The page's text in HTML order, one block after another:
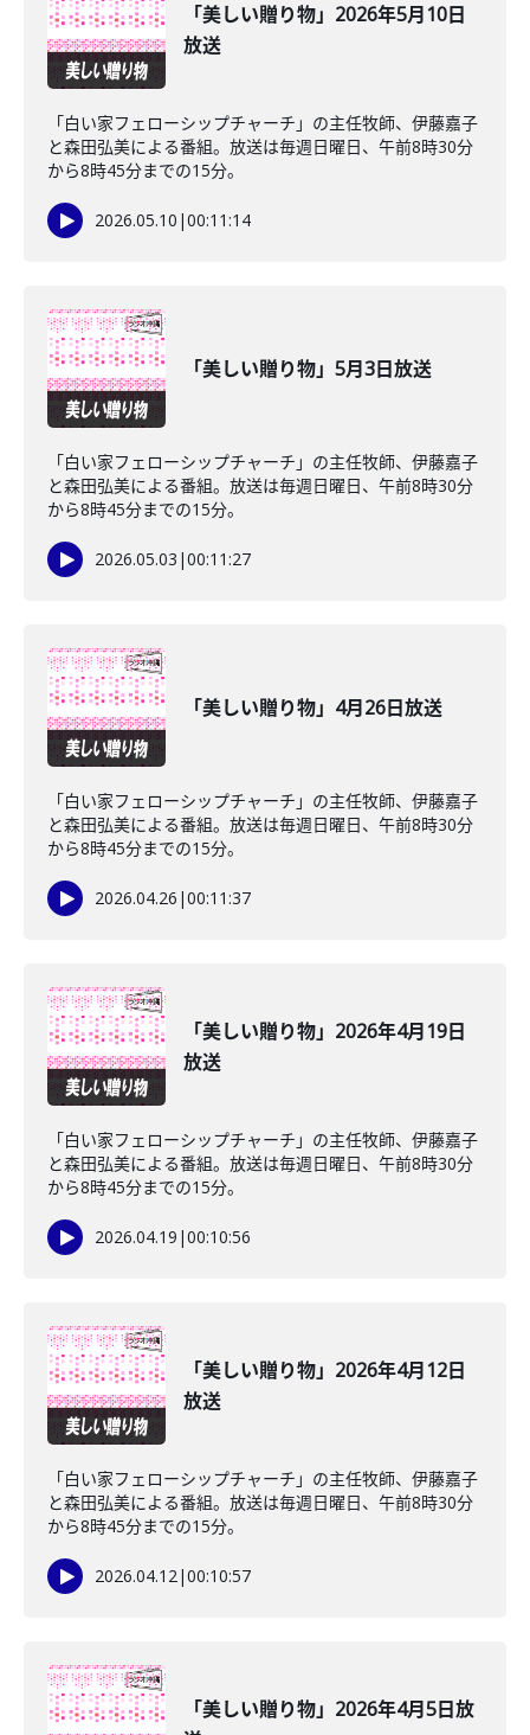
「美しい贈り物」2026年5月10日
放送
「白い家フェローシップチャーチ」の主任牧師、伊藤嘉子
と森田弘美による番組。放送は毎週日曜日、午前8時30分
から8時45分までの15分。
2026.05.10 |00:11:14
「美しい贈り物」5月3日放送
「白い家フェローシップチャーチ」の主任牧師、伊藤嘉子
と森田弘美による番組。放送は毎週日曜日、午前8時30分
から8時45分までの15分。
2026.05.03 |00:11:27
「美しい贈り物」4月26日放送
「白い家フェローシップチャーチ」の主任牧師、伊藤嘉子
と森田弘美による番組。放送は毎週日曜日、午前8時30分
から8時45分までの15分。
2026.04.26 |00:11:37
「美しい贈り物」2026年4月19日
放送
「白い家フェローシップチャーチ」の主任牧師、伊藤嘉子
と森田弘美による番組。放送は毎週日曜日、午前8時30分
から8時45分までの15分。
2026.04.19 |00:10:56
「美しい贈り物」2026年4月12日
放送
「白い家フェローシップチャーチ」の主任牧師、伊藤嘉子
と森田弘美による番組。放送は毎週日曜日、午前8時30分
から8時45分までの15分。
2026.04.12|00:10:57
「美しい贈り物」2026年4月5日放